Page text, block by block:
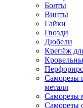
Болты
Винты
Гайки
Гвозди
Дюбели
Крепёж
Саморезы
металл
Саморезы
Саморезы